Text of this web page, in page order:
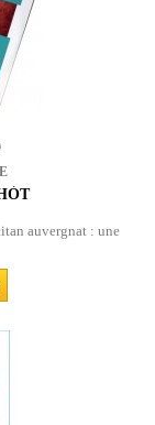
auvergnat : une